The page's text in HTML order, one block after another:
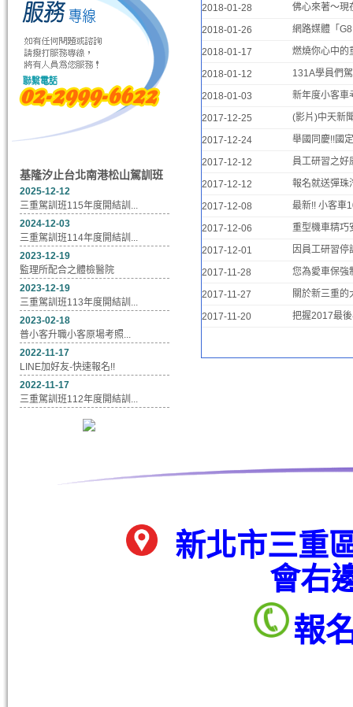
基隆汐止台北南港松山駕訓班
2025-12-12
三重駕訓班115年度開結訓...
2024-12-03
三重駕訓班114年度開結訓...
2023-12-19
監理所配合之體檢醫院
2023-12-19
三重駕訓班113年度開結訓...
2023-02-18
普小客升職小客原場考照...
2022-11-17
LINE加好友-快速報名!!
2022-11-17
三重駕訓班112年度開結訓...
2018-01-28 佛心來著～現
2018-01-26 網路媒體「
2018-01-17 燃燒你心中的
2018-01-12 131A學員們
2018-01-03 新年度小客車
2017-12-25 (影片)中天新
2017-12-24 舉國同慶!!國
2017-12-12 員工研習之好
2017-12-12 報名就送彈珠
2017-12-08 最新!! 小客車
2017-12-06 重型機車精巧
2017-12-01 因員工研習停
2017-11-28 您為愛車保強
2017-11-27 關於新三重的
2017-11-20 把握2017最
新北市三重
會右
報